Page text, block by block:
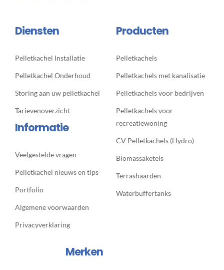
Diensten
Pelletkachel Installatie
Pelletkachel Onderhoud
Storing aan uw pelletkachel
Tarievenoverzicht
Informatie
Veelgestelde vragen
Pelletkachel nieuws en tips
Portfolio
Algemene voorwaarden
Privacyverklaring
Producten
Pelletkachels
Pelletkachels met kanalisatie
Pelletkachels voor bedrijven
Pelletkachels voor
recreatiewoning
CV Pelletkachels (Hydro)
Biomassaketels
Terrashaarden
Waterbuffertanks
Merken